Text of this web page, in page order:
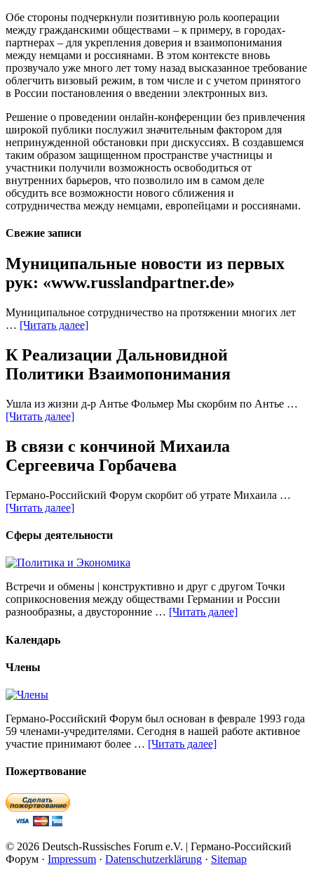
Обе стороны подчеркнули позитивную роль кооперации
между гражданскими обществами – к примеру, в городах-
партнерах – для укрепления доверия и взаимопонимания
между немцами и россиянами. В этом контексте вновь
прозвучало уже много лет тому назад высказанное требование
облегчить визовый режим, в том числе и с учетом принятого
в России постановления о введении электронных виз.
Решение о проведении онлайн-конференции без привлечения
широкой публики послужил значительным фактором для
непринужденной обстановки при дискуссиях. В создавшемся
таким образом защищенном пространстве участницы и
участники получили возможность освободиться от
внутренних барьеров, что позволило им в самом деле
обсудить все возможности нового сближения и
сотрудничества между немцами, европейцами и россиянами.
Свежие записи
Муниципальные новости из первых
рук: «www.russlandpartner.de»
Муниципальное сотрудничество на протяжении многих лет
… [Читать далее]
К Реализации Дальновидной
Политики Взаимопонимания
Ушла из жизни д-р Антье Фольмер Мы скорбим по Антье …
[Читать далее]
В связи с кончиной Михаила
Сергеевича Горбачева
Германо-Российский Форум скорбит об утрате Михаила …
[Читать далее]
Сферы деятельности
Встречи и обмены | конструктивно и друг с другом Точки
соприкосновения между обществами Германии и России
разнообразны, а двусторонние … [Читать далее]
Календарь
Члены
Германо-Российский Форум был основан в феврале 1993 года
59 членами-учредителями. Сегодня в нашей работе активное
участие принимают более … [Читать далее]
Пожертвование
© 2026 Deutsch-Russisches Forum e.V. | Германо-Российский
Форум · Impressum · Datenschutzerklärung · Sitemap